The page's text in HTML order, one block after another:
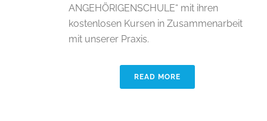
ANGEHÖRIGENSCHULE“ mit ihren
kostenlosen Kursen in Zusammenarbeit
mit unserer Praxis.
READ MORE